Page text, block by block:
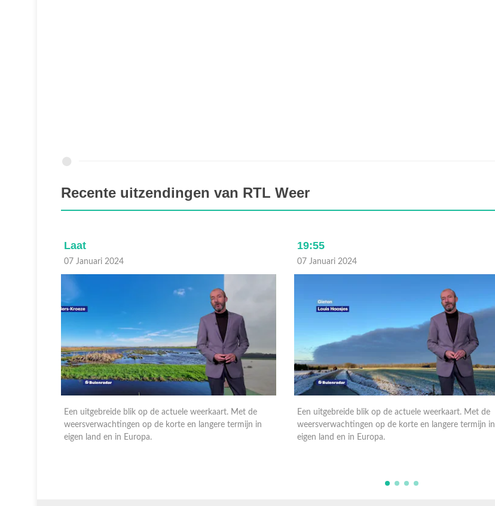
Recente uitzendingen van RTL Weer
Laat
07 Januari 2024
Een uitgebreide blik op de actuele weerkaart. Met de
weersverwachtingen op de korte en langere termijn in
eigen land en in Europa.
19:55
07 Januari 2024
Een uitgebreide blik op de actuele weerkaart. Met de
weersverwachtingen op de korte en langere termijn in
eigen land en in Europa.